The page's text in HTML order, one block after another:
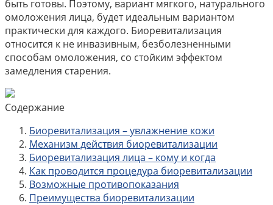
быть готовы. Поэтому, вариант мягкого, натурального
омоложения лица, будет идеальным вариантом
практически для каждого. Биоревитализация
относится к не инвазивным, безболезненными
способам омоложения, со стойким эффектом
замедления старения.
Содержание
Биоревитализация – увлажнение кожи
Механизм действия биоревитализации
Биоревитализация лица – кому и когда
Как проводится процедура биоревитализации
Возможные противопоказания
Преимущества биоревитализации